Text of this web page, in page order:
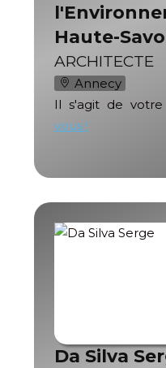
Haute-
ARCHITECTE
Annecy
Il s'agit de
vous !
Da Silva